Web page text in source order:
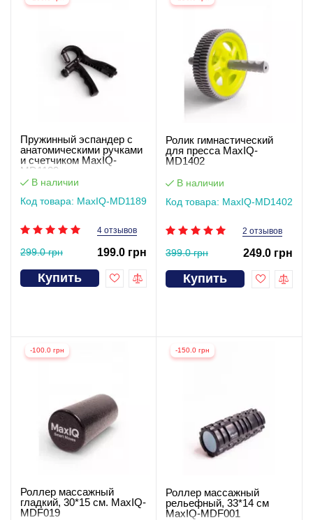
Пружинный эспандер с
анатомическими ручками
и счетчиком MaxIQ-
MD1189
В наличии
Код товара: MaxIQ-MD1189
4 отзывов
299.0 грн 199.0 грн
Купить
Ролик гимнастический
для пресса MaxIQ-
MD1402
В наличии
Код товара: MaxIQ-MD1402
2 отзывов
399.0 грн 249.0 грн
Купить
-100.0 грн
Роллер массажный
гладкий, 30*15 см. MaxIQ-
MDF019
-150.0 грн
Роллер массажный
рельефный, 33*14 см
MaxIQ-MDF001